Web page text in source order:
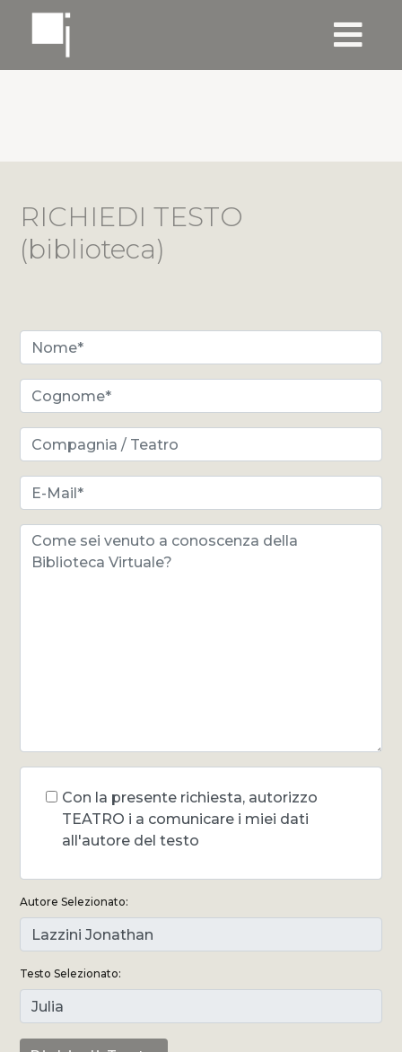
RICHIEDI TESTO
(biblioteca)
Con la presente richiesta, autorizzo
TEATRO i a comunicare i miei dati
all'autore del testo
Autore Selezionato:
Testo Selezionato: